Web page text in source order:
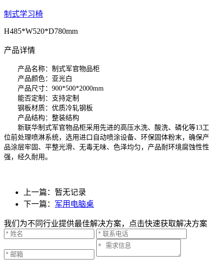
制式学习椅
H485*W520*D780mm
产品详情
产品名称：制式军官物品柜
产品颜色：亚光白
产品尺寸：900*500*2000mm
能否定制：支持定制
钢板材质：优质冷轧钢板
产品结构：整装结构
新联华制式军官物品柜采用先进的高压水洗、酸洗、磷化等13工
位前处理喷淋系统，选用进口自动喷涂设备、环保固体粉末，确保产
品涂层牢固、平整光滑、无毒无味、色泽均匀，产品耐环境腐蚀性性
强，经久耐用。
上一篇：暂无记录
下一篇： 军用电脑桌
我们为不同行业提供最佳解决方案，点击快速获取解决方案